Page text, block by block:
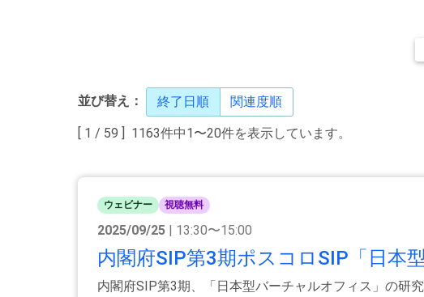
並び替え： 終了日順 関連度順
[ 1 / 59 ] 1163件中1〜20件を表示しています。
ウェビナー 視聴無料
2025/09/25 | 13:30〜15:00
内閣府SIP第3期ポスコロSIP「日本
内閣府SIP第3期、「日本型バーチャルオフィス」の研